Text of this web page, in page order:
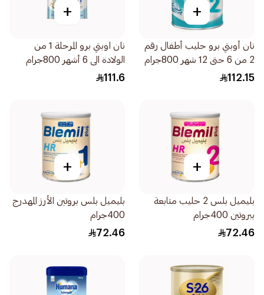
+
نان أوبتي برو حليب أطفال رقم
2 من 6 حتى 12 شهر 800جرام
112.15
+
نان اوبتي برو المرحلة 1 من
الولادة الى 6 أشهر 800جرام
111.6
+
بليميل بلس 2 حليب متابعة
ببروتين 400جرام
72.46
+
بليميل بلس بروتين الأرز المهدرج
400جرام
72.46